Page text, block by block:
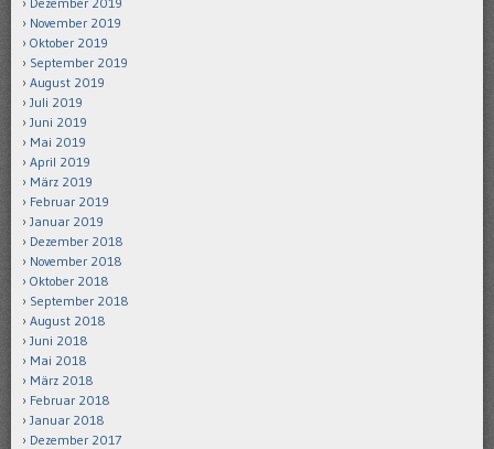
November 2019
Oktober 2019
September 2019
August 2019
Juli 2019
Juni 2019
Mai 2019
April 2019
März 2019
Februar 2019
Januar 2019
Dezember 2018
November 2018
Oktober 2018
September 2018
August 2018
Juni 2018
Mai 2018
März 2018
Februar 2018
Januar 2018
Dezember 2017